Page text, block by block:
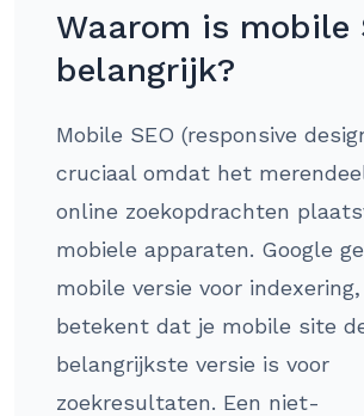
Waarom is mobile
belangrijk?
Mobile SEO (responsive
cruciaal omdat het
online zoekopdrachten
mobiele apparaten. Google
mobile versie voor
betekent dat je mobile site
belangrijkste versie is voor
zoekresultaten. Een niet-